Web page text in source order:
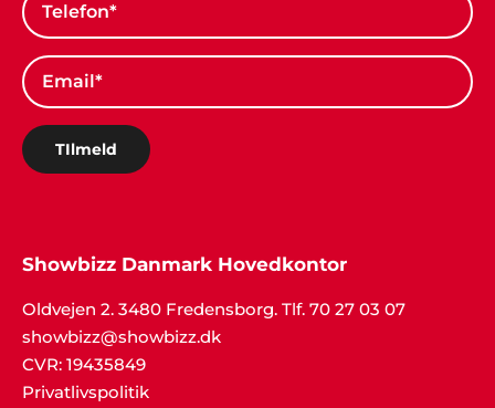
TIlmeld
Showbizz Danmark Hovedkontor
Oldvejen 2. 3480 Fredensborg. Tlf. 70 27 03 07
showbizz@showbizz.dk
CVR: 19435849
Privatlivspolitik